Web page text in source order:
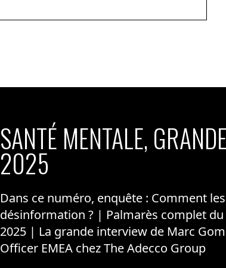
SANTÉ MENTALE,
2025
Dans ce numéro, enquête : Comment
désinformation ? | Palmarès complet
2025 | La grande interview de Marc
Officer EMEA chez The Adecco Group